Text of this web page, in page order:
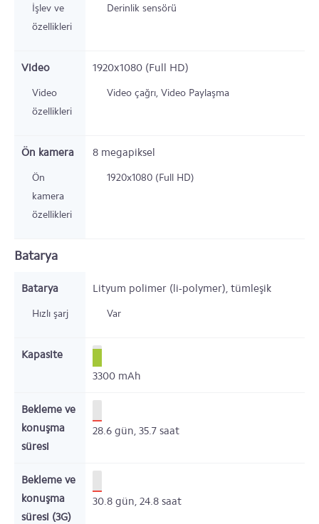
İşlev ve
özellikleri
Derinlik sensörü
Video 1920x1080 (Full HD)
Video
özellikleri
Video çağrı, Video Paylaşma
Ön kamera 8 megapiksel
Ön
kamera
özellikleri
1920x1080 (Full HD)
Batarya
Batarya Lityum polimer (li-polymer), tümleşik
Hızlı şarj Var
Kapasite
3300 mAh
Bekleme ve
konuşma
süresi
28.6 gün, 35.7 saat
Bekleme ve
konuşma
süresi (3G)
30.8 gün, 24.8 saat